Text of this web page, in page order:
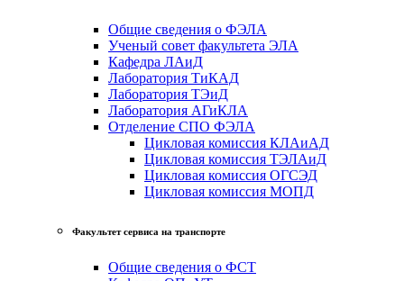
Общие сведения о ФЭЛА
Ученый совет факультета ЭЛА
Кафедра ЛАиД
Лаборатория ТиКАД
Лаборатория ТЭиД
Лаборатория АГиКЛА
Отделение СПО ФЭЛА
Цикловая комиссия КЛАиАД
Цикловая комиссия ТЭЛАиД
Цикловая комиссия ОГСЭД
Цикловая комиссия МОПД
Факультет сервиса на транспорте
Общие сведения о ФСТ